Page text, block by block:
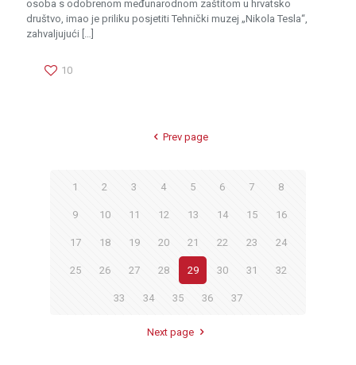
osoba s odobrenom međunarodnom zaštitom u hrvatsko
društvo, imao je priliku posjetiti Tehnički muzej „Nikola Tesla“,
zahvaljujući […]
10
Prev page
1 2 3 4 5 6 7 8
9 10 11 12 13 14 15 16
17 18 19 20 21 22 23 24
25 26 27 28 29 30 31 32
33 34 35 36 37
Next page